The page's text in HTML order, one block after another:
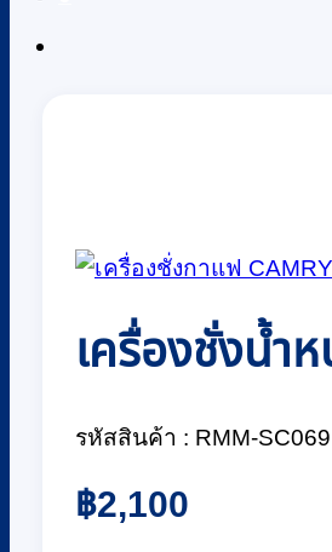
เครื่องชั่งน้ำ
รหัสสินค้า : RMM-SC069
฿2,100